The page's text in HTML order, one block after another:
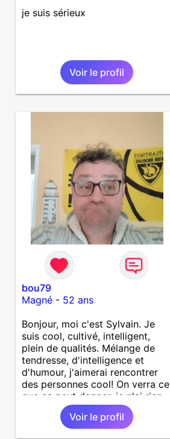
je suis sérieux
Voir le profil
bou79
Magné- 52 ans
Bonjour, moi c'est Sylvain. Je
suis cool, cultivé, intelligent,
plein de qualités. Mélange de
tendresse, d'intelligence et
d'humour, j'aimerai rencontrer
des personnes cool! On verra ce
que ça peut donner. je n'ai rien
d'arrêté : amitié, amour tendre
et passionnelle, etc. Je suis
ouvert à tout...Alors n'ayez-pas
Voir le profil